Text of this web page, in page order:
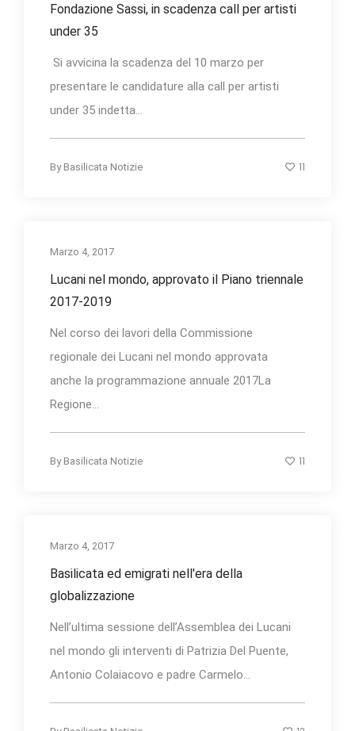
Fondazione Sassi, in scadenza call per artisti
under 35
Si avvicina la scadenza del 10 marzo per
presentare le candidature alla call per artisti
under 35 indetta...
By Basilicata Notizie 11
Marzo 4, 2017
Lucani nel mondo, approvato il Piano triennale
2017-2019
Nel corso dei lavori della Commissione
regionale dei Lucani nel mondo approvata
anche la programmazione annuale 2017La
Regione...
By Basilicata Notizie 11
Marzo 4, 2017
Basilicata ed emigrati nell'era della
globalizzazione
Nell’ultima sessione dell’Assemblea dei Lucani
nel mondo gli interventi di Patrizia Del Puente,
Antonio Colaiacovo e padre Carmelo...